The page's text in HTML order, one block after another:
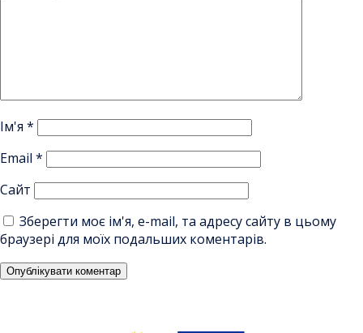
Ім'я *
Email *
Сайт
Зберегти моє ім'я, e-mail, та адресу сайту в цьому
браузері для моїх подальших коментарів.